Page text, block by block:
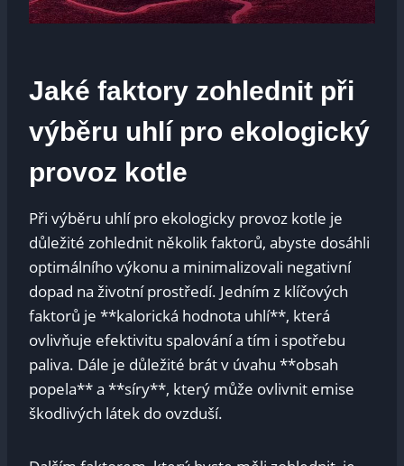
Jaké‍ faktory zohlednit při
výběru⁤ uhlí pro ekologický
provoz kotle
Při ⁣výběru uhlí pro​ ekologicky provoz kotle ⁣je
důležité ​zohlednit několik faktorů, abyste dosáhli
optimálního výkonu‌ a minimalizovali negativní
dopad na životní⁢ prostředí. Jedním z klíčových
faktorů je **kalorická hodnota uhlí**, ⁤která
ovlivňuje⁢ efektivitu ⁣spalování⁤ a tím i​ spotřebu
paliva. Dále je důležité brát ​v úvahu **obsah​
popela** ⁤a⁣ **síry**, který‌ může ovlivnit ‌emise
škodlivých​ látek ⁢do ovzduší.